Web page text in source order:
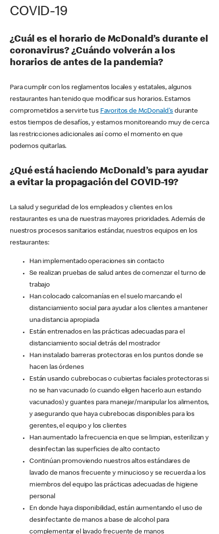
COVID-19
¿Cuál es el horario de McDonald’s durante el
coronavirus? ¿Cuándo volverán a los
horarios de antes de la pandemia?
Para cumplir con los reglamentos locales y estatales, algunos
restaurantes han tenido que modificar sus horarios. Estamos
comprometidos a servirte tus Favoritos de McDonald's durante
estos tiempos de desafíos, y estamos monitoreando muy de cerca
las restricciones adicionales así como el momento en que
podemos quitarlas.
¿Qué está haciendo McDonald’s para ayudar
a evitar la propagación del COVID-19?
La salud y seguridad de los empleados y clientes en los
restaurantes es una de nuestras mayores prioridades. Además de
nuestros procesos sanitarios estándar, nuestros equipos en los
restaurantes:
Han implementado operaciones sin contacto
Se realizan pruebas de salud antes de comenzar el turno de
trabajo
Han colocado calcomanías en el suelo marcando el
distanciamiento social para ayudar a los clientes a mantener
una distancia apropiada
Están entrenados en las prácticas adecuadas para el
distanciamiento social detrás del mostrador
Han instalado barreras protectoras en los puntos donde se
hacen las órdenes
Están usando cubrebocas o cubiertas faciales protectoras si
no se han vacunado (o cuando eligen hacerlo aun estando
vacunados) y guantes para manejar/manipular los alimentos,
y asegurando que haya cubrebocas disponibles para los
gerentes, el equipo y los clientes
Han aumentado la frecuencia en que se limpian, esterilizan y
desinfectan las superficies de alto contacto
Continúan promoviendo nuestros altos estándares de
lavado de manos frecuente y minucioso y se recuerda a los
miembros del equipo las prácticas adecuadas de higiene
personal
En donde haya disponibilidad, están aumentando el uso de
desinfectante de manos a base de alcohol para
complementar el lavado frecuente de manos